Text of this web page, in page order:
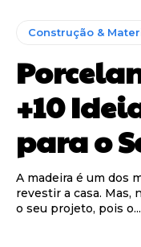
Construção &
+10
para o
A madeira é um dos
revestir a casa. Mas,
o seu projeto, pois o...